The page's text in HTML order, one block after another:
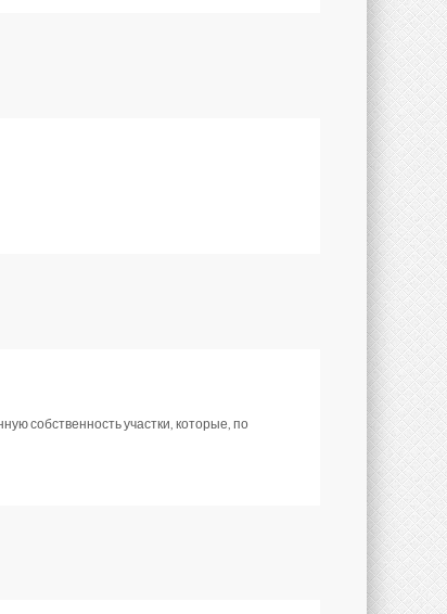
собственность участки, которые, по